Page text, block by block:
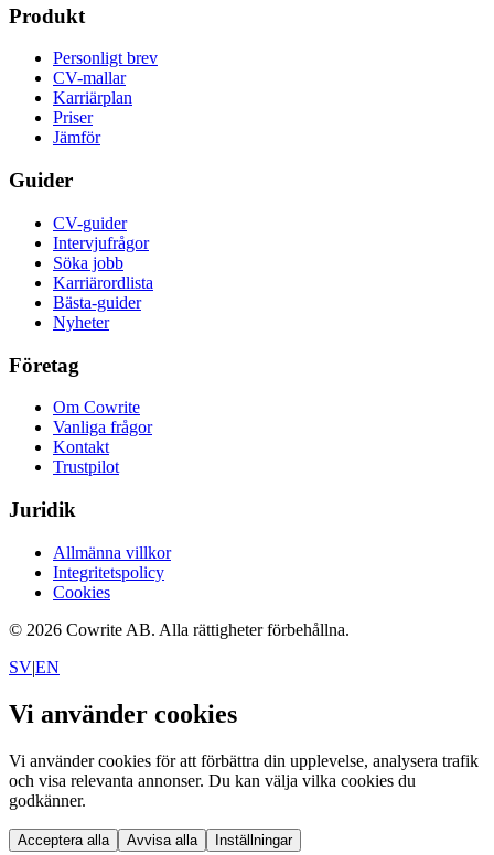
Produkt
Personligt brev
CV-mallar
Karriärplan
Priser
Jämför
Guider
CV-guider
Intervjufrågor
Söka jobb
Karriärordlista
Bästa-guider
Nyheter
Företag
Om Cowrite
Vanliga frågor
Kontakt
Trustpilot
Juridik
Allmänna villkor
Integritetspolicy
Cookies
© 2026 Cowrite AB. Alla rättigheter förbehållna.
SV|EN
Vi använder cookies
Vi använder cookies för att förbättra din upplevelse, analysera trafik
och visa relevanta annonser. Du kan välja vilka cookies du
godkänner.
Acceptera alla Avvisa alla Inställningar